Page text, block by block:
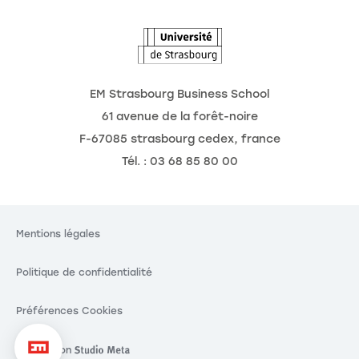
EM Strasbourg Business School
61 avenue de la forêt-noire
F-67085 strasbourg cedex, france
Tél. : 03 68 85 80 00
Mentions légales
Politique de confidentialité
Préférences Cookies
Réalisation